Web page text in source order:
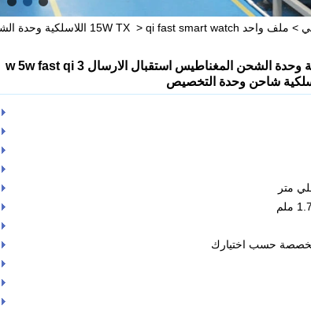
> ملف واحد 15W TX >
qi fast smart watch اللاسلكية وحدة الشحن المغناطيس استقبال الارسال 3 w 5w fast qi